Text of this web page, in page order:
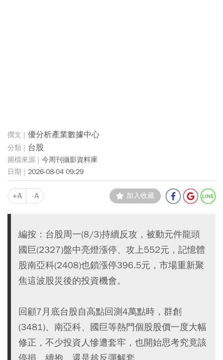
優分析產業數據中心
台股
今周刊攝影資料庫
2026-08-04 09:29
+A -A 加入收藏
編按：台股周一(8/3)持續反攻，被動元件龍頭
國巨(2327)盤中亮燈漲停、攻上552元，記憶體
股南亞科(2408)也鎖漲停396.5元，市場重新聚
焦這波股災後的投資機會。
回顧7月底台股自高點回測4萬點時，群創
(3481)、南亞科、國巨等熱門個股股價一度大幅
修正，不少投資人慘遭套牢，也開始思考究竟該
停損、續抱，還是趁反彈解套。